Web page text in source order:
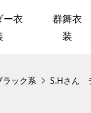
ー衣
群舞衣
装
ラック系 S.Hさん